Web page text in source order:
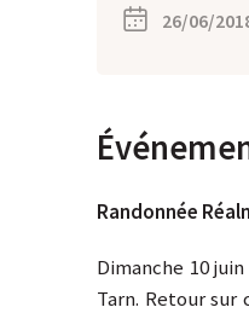
26/06/
Randonnée
Dimanche 10
Tarn. Retour sur